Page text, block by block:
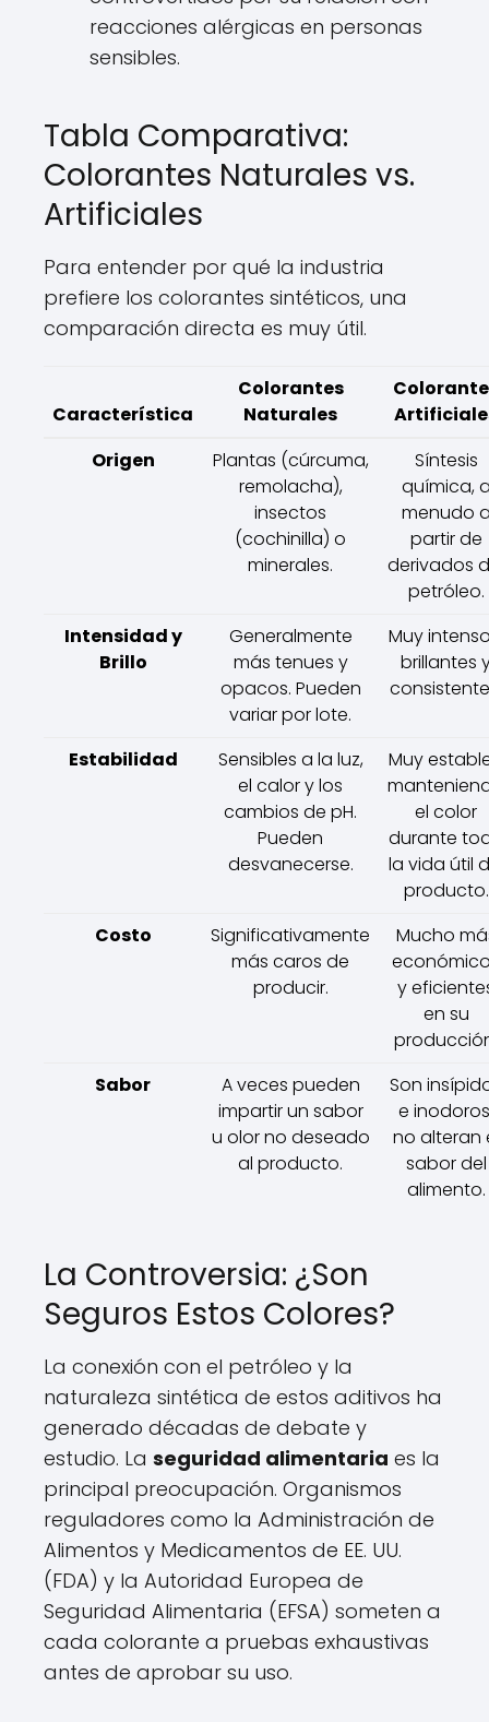
reacciones alérgicas en personas
sensibles.
Tabla Comparativa:
Colorantes Naturales vs.
Artificiales
Para entender por qué la industria
prefiere los colorantes sintéticos, una
comparación directa es muy útil.
Característica
Colorantes
Naturales
Origen
Plantas (cúrcuma,
remolacha),
insectos
(cochinilla) o
minerales.
Síntesis
química,
menudo
partir de
derivados
petróleo.
Intensidad y
Brillo
Generalmente
más tenues y
opacos. Pueden
variar por lote.
Muy
brillantes
Estabilidad
Sensibles a la luz,
el calor y los
cambios de pH.
Pueden
desvanecerse.
Muy
el color
durante
la vida útil
producto.
Costo
Significativamente
más caros de
producir.
Mucho
y
en su
Sabor
A veces pueden
impartir un sabor
u olor no deseado
al producto.
Son
e
no alteran
sabor del
alimento.
La Controversia: ¿Son
Seguros Estos Colores?
La conexión con el petróleo y la
naturaleza sintética de estos aditivos ha
generado décadas de debate y
estudio. La seguridad alimentaria es la
principal preocupación. Organismos
reguladores como la Administración de
Alimentos y Medicamentos de EE. UU.
(FDA) y la Autoridad Europea de
Seguridad Alimentaria (EFSA) someten a
cada colorante a pruebas exhaustivas
antes de aprobar su uso.